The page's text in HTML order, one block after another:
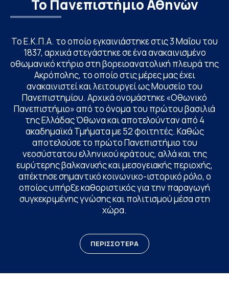
Το Πανεπιστήμιο Αθηνών
Το Ε.Κ.Π.Α. το οποίο εγκαινιάστηκε στις 3 Μαΐου του
1837, αρχικά στεγάστηκε σε ένα ανακαινισμένο
οθωμανικό κτήριο στη βορειοανατολική πλευρά της
Ακρόπολης, το οποίο στις μέρες μας έχει
ανακαινιστεί και λειτουργεί ως Μουσείο του
Πανεπιστημίου. Αρχικά ονομάστηκε «Οθωνικό
Πανεπιστήμιο» από το όνομα του πρώτου βασιλιά
της Ελλάδας Όθωνα και αποτελούνταν από 4
ακαδημαϊκά Τμήματα με 52 φοιτητές. Καθώς
αποτελούσε το πρώτο Πανεπιστήμιο του
νεοσύστατου ελληνικού κράτους, αλλά και της
ευρύτερης βαλκανικής και μεσογειακής περιοχής,
απέκτησε σημαντικό κοινωνικο-ιστορικό ρόλο, ο
οποίος υπήρξε καθοριστικός για την παραγωγή
συγκεκριμένης γνώσης και πολιτισμού μέσα στη
χώρα.
ΠΕΡΙΣΣΟΤΕΡΑ